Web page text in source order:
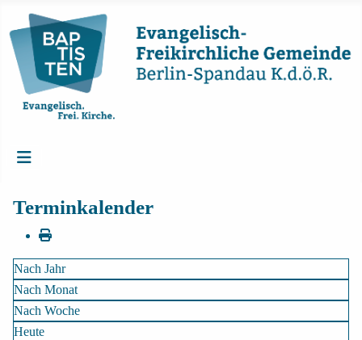
Terminkalender
Nach Jahr
Nach Monat
Nach Woche
Heute